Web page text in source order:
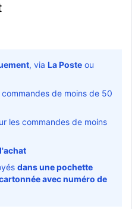
, via La Poste ou
commandes de moins de 50
les commandes de moins
dans une pochette
avec numéro de